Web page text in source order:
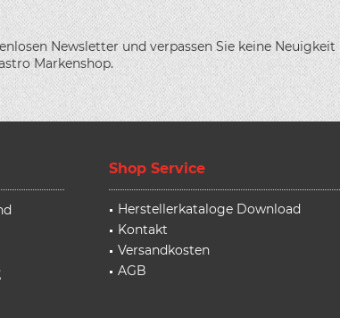
Newsletter und verpassen Sie keine Neuigkeit
Markenshop.
Shop Service
Herstellerkataloge Download
Kontakt
Versandkosten
AGB